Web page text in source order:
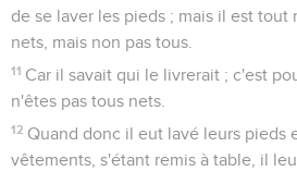
de se laver les pieds ; mais il est tout
nets, mais non pas tous.
11 Car il savait qui le livrerait ; c'est
n'êtes pas tous nets.
12 Quand donc il eut lavé leurs pieds
vêtements, s'étant remis à table, il